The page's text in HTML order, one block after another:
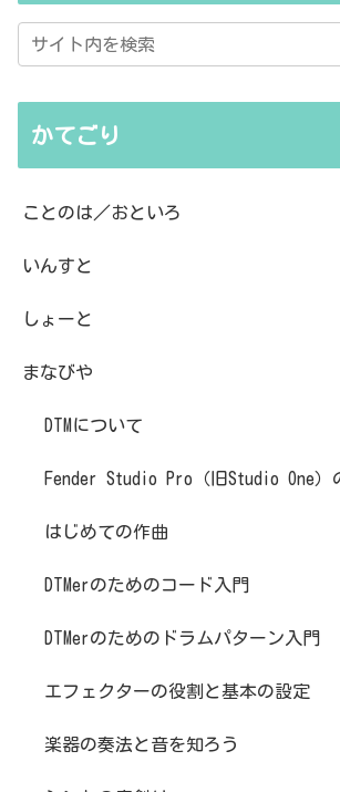
かてごり
ことのは／おといろ
いんすと
しょーと
まなびや
DTMについて
Fender Studio Pro（旧Studio One）
はじめての作曲
DTMerのためのコード入門
DTMerのためのドラムパターン入門
エフェクターの役割と基本の設定
楽器の奏法と音を知ろう